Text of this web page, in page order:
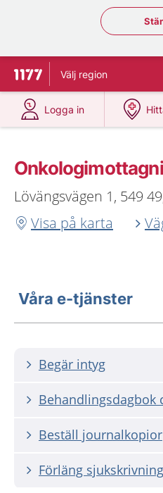
Till startsidan för 1177
Välj region
Logga in
på 1177.se
Lövängsvägen 1, 549
Visa på karta
Våra e-tjänster
Begär intyg
Behandlingsdagbok
Beställ journalkopior
Förläng sjukskrivning